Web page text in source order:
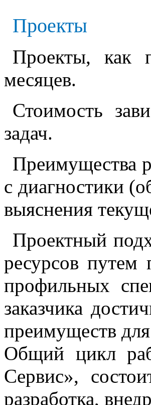
Проекты
Проекты, как
месяцев.
Стоимость
задач.
Преимущества
с диагностики
выяснения
Проектный
ресурсов путем
профильных
заказчика
преимуществ
Общий цикл
Сервис»,
разработка,